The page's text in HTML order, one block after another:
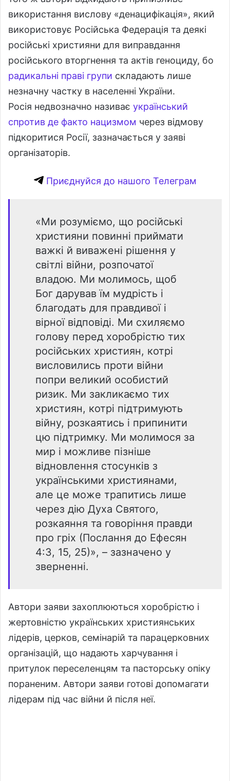
використання вислову «денацифікація», який
використовує Російська Федерація та деякі
російські християни для виправдання
російського вторгнення та актів геноциду, бо
радикальні праві групи складають лише
незначну частку в населенні України.
Росія недвозначно називає український
спротив де факто нацизмом через відмову
підкоритися Росії, зазначається у заяві
організаторів.
Приєднуйся до нашого Телеграм
«Ми розуміємо, що російські
християни повинні приймати
важкі й виважені рішення у
світлі війни, розпочатої
владою. Ми молимось, щоб
Бог дарував їм мудрість і
благодать для правдивої і
вірної відповіді. Ми схиляємо
голову перед хоробрістю тих
російських християн, котрі
висловились проти війни
попри великий особистий
ризик. Ми закликаємо тих
християн, котрі підтримують
війну, розкаятись і припинити
цю підтримку. Ми молимося за
мир і можливе пізніше
відновлення стосунків з
українськими християнами,
але це може трапитись лише
через дію Духа Святого,
розкаяння та говоріння правди
про гріх (Послання до Ефесян
4:3, 15, 25)», – зазначено у
зверненні.
Автори заяви захоплюються хоробрістю і
жертовністю українських християнських
лідерів, церков, семінарій та парацерковних
організацій, що надають харчування і
притулок переселенцям та пасторську опіку
пораненим. Автори заяви готові допомагати
лідерам під час війни й після неї.